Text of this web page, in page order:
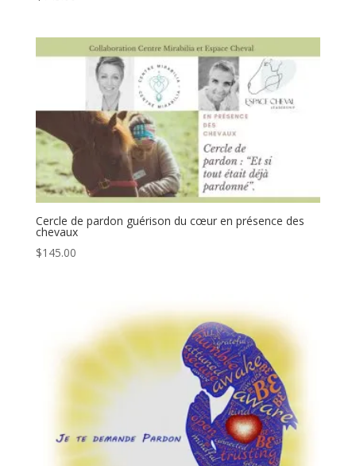
Cercle de pardon guérison du cœur en présence des
chevaux
$145.00